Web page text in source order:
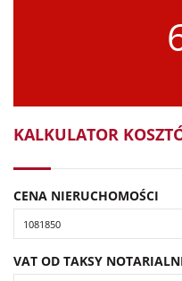
KALKULATOR
CENA NIERUCHOMOŚCI
VAT OD TAKSY